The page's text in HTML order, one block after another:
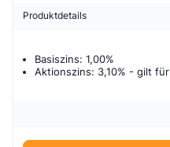
Produktdetails
Basiszins: 1,00%
Aktionszins: 3,10% - gilt für